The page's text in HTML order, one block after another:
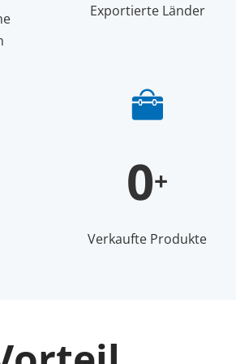
Exportierte Länder
0+
Verkaufte Produkte